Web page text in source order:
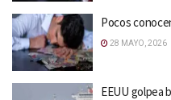
Pocos
28 MAYO, 2026
EEUU golpea